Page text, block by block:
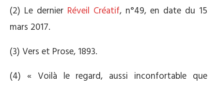
(2) Le dernier Réveil Créatif, n°49, en date du 15
mars 2017.
(3) Vers et Prose, 1893.
(4) « Voilà le regard, aussi inconfortable que